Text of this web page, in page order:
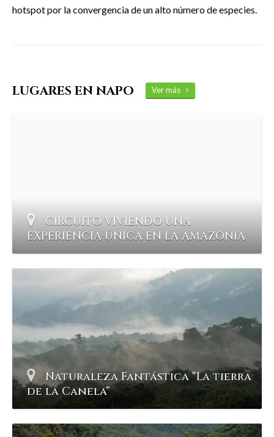
hotspot por la convergencia de un alto número de especies.
LUGARES EN NAPO Ver más
CIRCUITO VIVIENDO UNA
EXPERIENCIA ÚNICA EN LA AMAZONIA
Naturaleza Fantástica “La tierra
de la Canela”